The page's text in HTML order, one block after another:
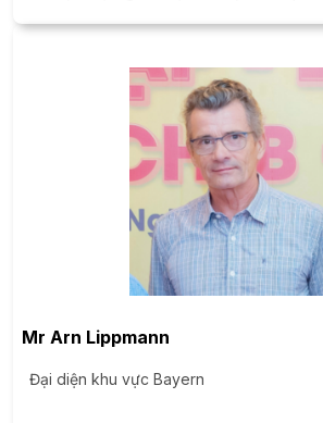
Mr Arn Lippmann
Đại diện khu vực Bayern